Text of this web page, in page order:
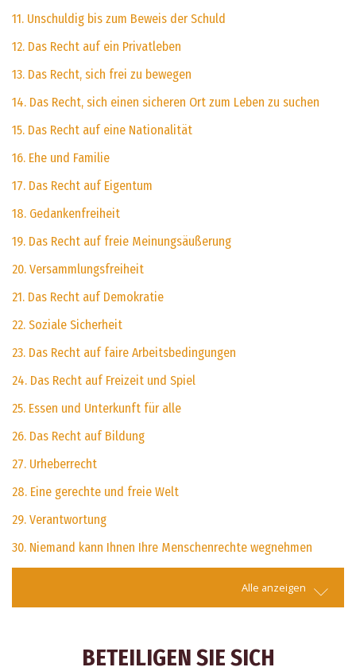
11. Unschuldig bis zum Beweis der Schuld
12. Das Recht auf ein Privatleben
13. Das Recht, sich frei zu bewegen
14. Das Recht, sich einen sicheren Ort zum Leben zu suchen
15. Das Recht auf eine Nationalität
16. Ehe und Familie
17. Das Recht auf Eigentum
18. Gedankenfreiheit
19. Das Recht auf freie Meinungsäußerung
20. Versammlungsfreiheit
21. Das Recht auf Demokratie
22. Soziale Sicherheit
23. Das Recht auf faire Arbeitsbedingungen
24. Das Recht auf Freizeit und Spiel
25. Essen und Unterkunft für alle
26. Das Recht auf Bildung
27. Urheberrecht
28. Eine gerechte und freie Welt
29. Verantwortung
30. Niemand kann Ihnen Ihre Menschenrechte wegnehmen
Alle anzeigen
BETEILIGEN SIE SICH